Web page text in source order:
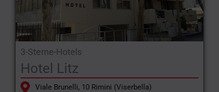
3-Sterne-Hotels
Hotel Litz
Viale Brunelli, 10 Rimini (Viserbella)